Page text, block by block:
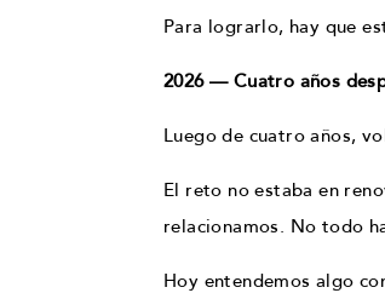
Para lograrlo, hay que
2026 — Cuatro años
Luego de cuatro años,
El reto no estaba en
relacionamos. No todo
Hoy entendemos algo